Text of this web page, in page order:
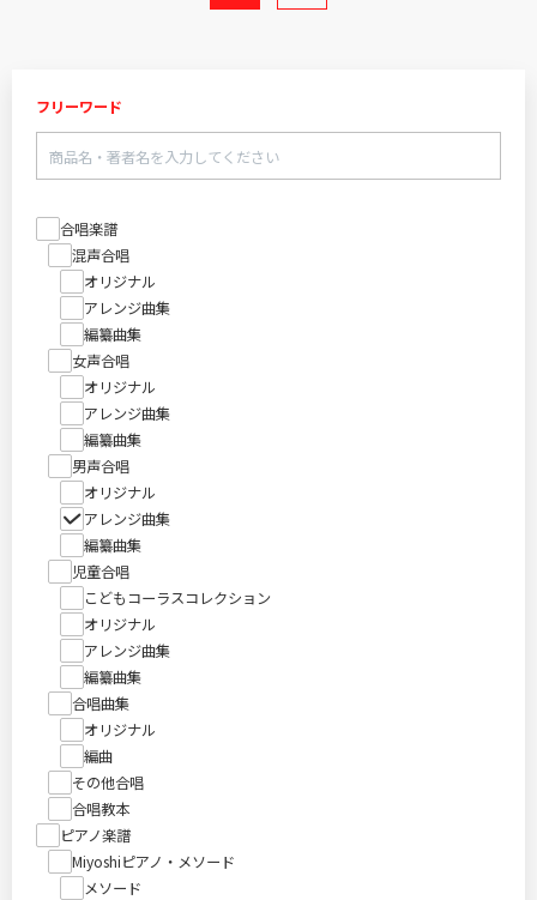
フリーワード
合唱楽譜
混声合唱
オリジナル
アレンジ曲集
編纂曲集
女声合唱
オリジナル
アレンジ曲集
編纂曲集
男声合唱
オリジナル
アレンジ曲集
編纂曲集
児童合唱
こどもコーラスコレクション
オリジナル
アレンジ曲集
編纂曲集
合唱曲集
オリジナル
編曲
その他合唱
合唱教本
ピアノ楽譜
Miyoshiピアノ・メソード
メソード